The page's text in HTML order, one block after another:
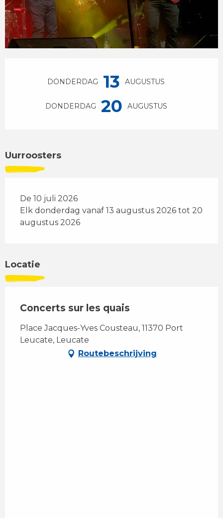
DONDERDAG 13 AUGUSTUS
DONDERDAG 20 AUGUSTUS
Uurroosters
De 10 juli 2026
Elk donderdag vanaf 13 augustus 2026 tot 20
augustus 2026
Locatie
Concerts sur les quais
Place Jacques-Yves Cousteau, 11370 Port
Leucate, Leucate
Routebeschrijving